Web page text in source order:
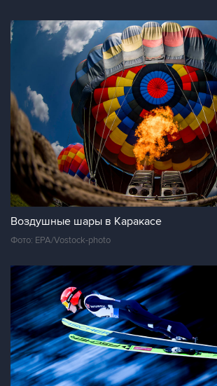
Воздушные шары в Каракасе
Фото: EPA/Vostock-photo